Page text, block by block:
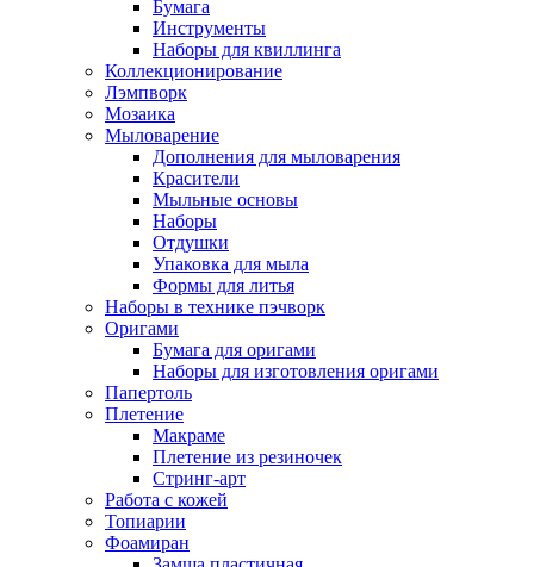
Бумага
Инструменты
Наборы для квиллинга
Коллекционирование
Лэмпворк
Мозаика
Мыловарение
Дополнения для мыловарения
Красители
Мыльные основы
Наборы
Отдушки
Упаковка для мыла
Формы для литья
Наборы в технике пэчворк
Оригами
Бумага для оригами
Наборы для изготовления оригами
Папертоль
Плетение
Макраме
Плетение из резиночек
Стринг-арт
Работа с кожей
Топиарии
Фоамиран